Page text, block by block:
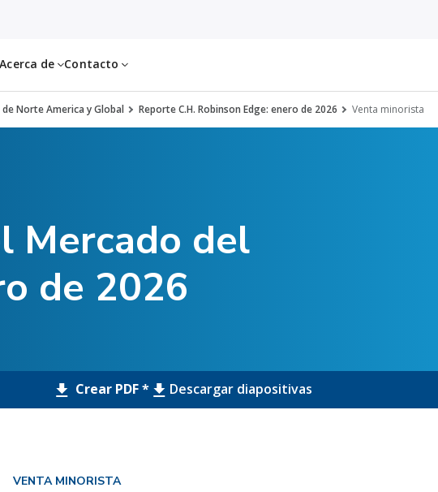
Acerca de Contacto
Norte America y Global Reporte C.H. Robinson Edge: enero de 2026 Venta minorista
Mercado del
de 2026
Crear PDF * Descargar diapositivas
VENTA MINORISTA